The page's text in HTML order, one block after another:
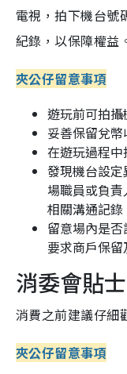
電視，拍下機台號
紀錄，以保障權益
夾公仔留意事項
遊玩前可拍
妥善保留兌
在遊玩過程中
發現機台設
場職員或負
相關溝通記錄
留意場內是
要求商戶保留
消委會貼
消費之前建議仔細
夾公仔留意事項